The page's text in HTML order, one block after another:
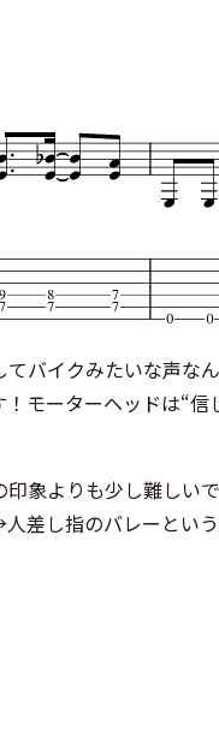
バイクみたいな声な
モーターヘッドは“
象よりも少し難しい
差し指のバレーとい